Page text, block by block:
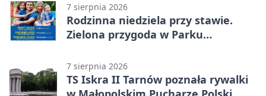
7 sierpnia 2026
Rodzinna niedziela przy stawie.
Zielona przygoda w Parku
7 sierpnia 2026
TS Iskra II Tarnów poznała rywalki